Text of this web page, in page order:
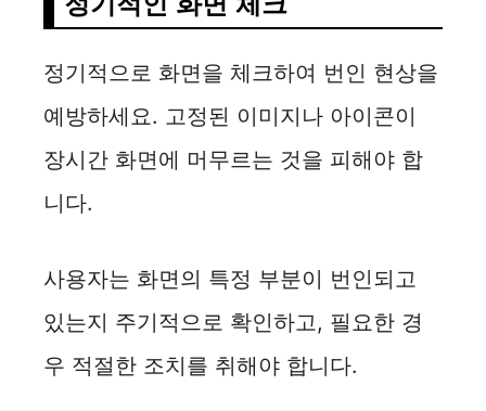
정기적으로 화면을 체크하여 번인 현상을
예방하세요. 고정된 이미지나 아이콘이
장시간 화면에 머무르는 것을 피해야 합
니다.
사용자는 화면의 특정 부분이 번인되고
있는지 주기적으로 확인하고, 필요한 경
우 적절한 조치를 취해야 합니다.